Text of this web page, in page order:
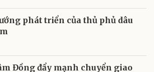
phát triển của thủ phủ dâu
Đồng đẩy mạnh chuyển giao